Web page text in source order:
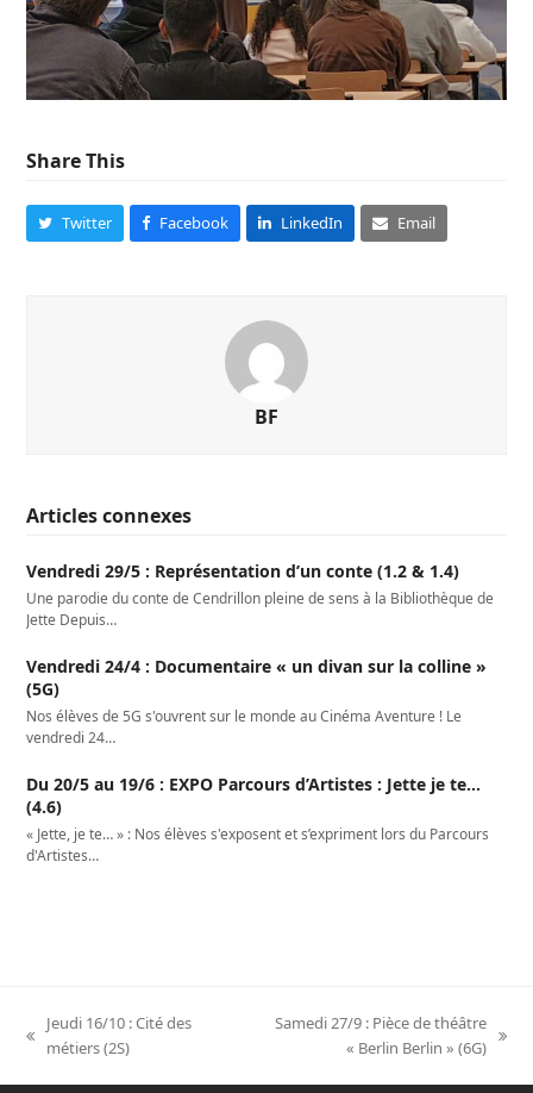
Share This
Twitter Facebook LinkedIn Email
BF
Articles connexes
Vendredi 29/5 : Représentation d’un conte (1.2 & 1.4)
Une parodie du conte de Cendrillon pleine de sens à la Bibliothèque de
Jette Depuis…
Vendredi 24/4 : Documentaire « un divan sur la colline »
(5G)
Nos élèves de 5G s'ouvrent sur le monde au Cinéma Aventure ! Le
vendredi 24…
Du 20/5 au 19/6 : EXPO Parcours d’Artistes : Jette je te…
(4.6)
« Jette, je te… » : Nos élèves s'exposent et s’expriment lors du Parcours
d'Artistes…
previous
Jeudi 16/10 : Cité des
métiers (2S)
Samedi 27/9 : Pièce de théâtre
« Berlin Berlin » (6G)